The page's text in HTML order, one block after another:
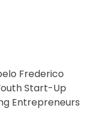
Frederico
Start-Up
Entrepreneurs